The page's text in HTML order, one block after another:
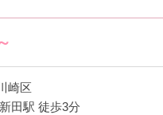
崎区
田駅 徒歩3分